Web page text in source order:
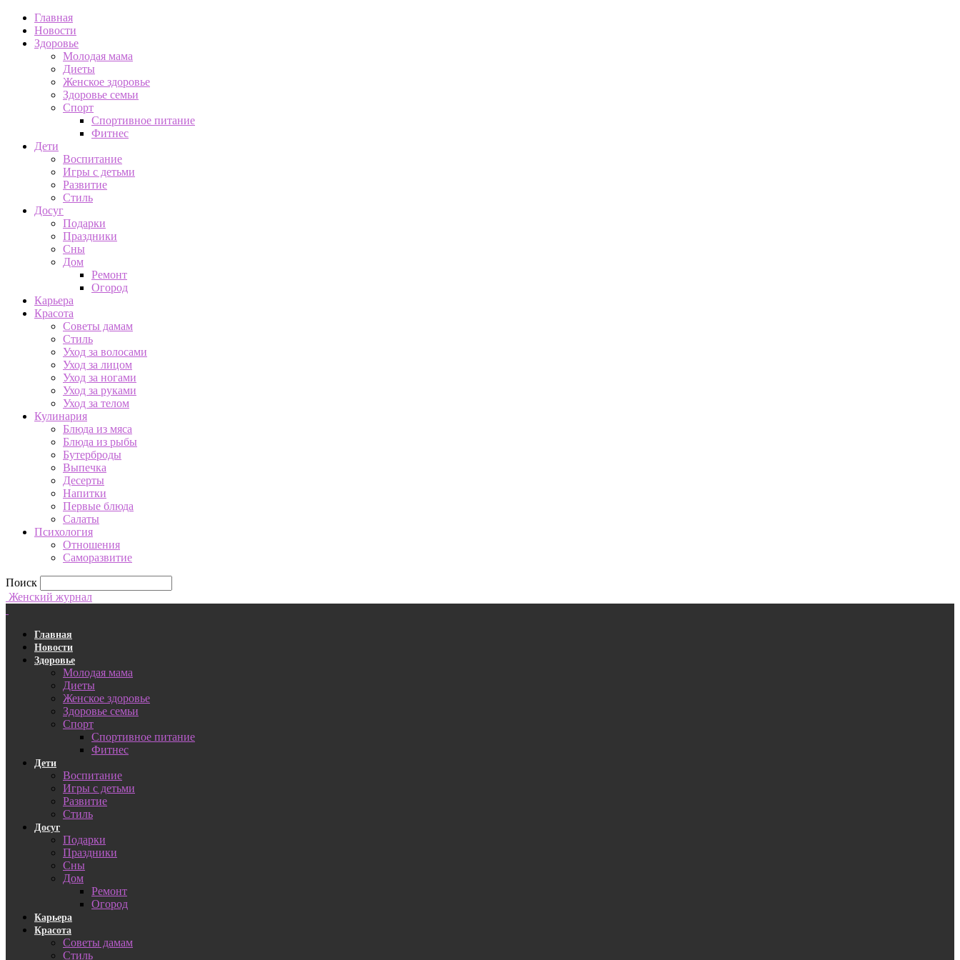
Главная
Новости
Здоровье
Молодая мама
Диеты
Женское здоровье
Здоровье семьи
Спорт
Спортивное питание
Фитнес
Дети
Воспитание
Игры с детьми
Развитие
Стиль
Досуг
Подарки
Праздники
Сны
Дом
Ремонт
Огород
Карьера
Красота
Советы дамам
Стиль
Уход за волосами
Уход за лицом
Уход за ногами
Уход за руками
Уход за телом
Кулинария
Блюда из мяса
Блюда из рыбы
Бутерброды
Выпечка
Десерты
Напитки
Первые блюда
Салаты
Психология
Отношения
Саморазвитие
Поиск
Женский журнал
Главная
Новости
Здоровье
Молодая мама
Диеты
Женское здоровье
Здоровье семьи
Спорт
Спортивное питание
Фитнес
Дети
Воспитание
Игры с детьми
Развитие
Стиль
Досуг
Подарки
Праздники
Сны
Дом
Ремонт
Огород
Карьера
Красота
Советы дамам
Стиль